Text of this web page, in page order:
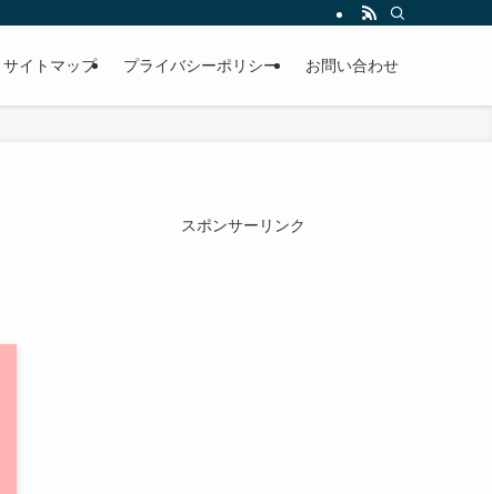
サイトマップ プライバシーポリシー お問い合わせ
スポンサーリンク